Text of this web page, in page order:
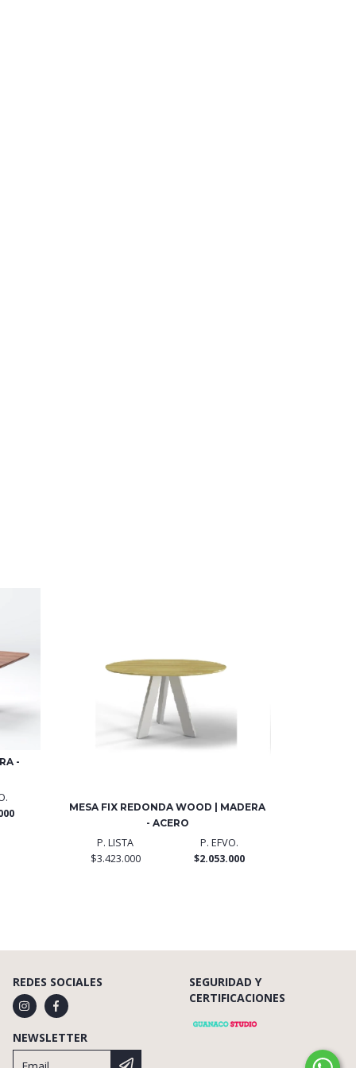
-
MESA FIX REDONDA WOOD | MADERA
- ACERO
P. LISTA
$3.423.000
P. EFVO.
$2.053.000
REDES SOCIALES
NEWSLETTER
SEGURIDAD Y
CERTIFICACIONES